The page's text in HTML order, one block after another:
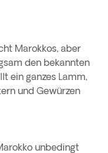
Marokkos, aber
den bekannten
ein ganzes Lamm,
und Gewürzen
unbedingt